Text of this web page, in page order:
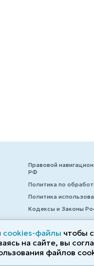
Правовой
РФ
Политика по
Политика
Кодексы и Законы
© ZAKONRF.INFO
cookies-файлы чтобы
на сайте, вы
файлов